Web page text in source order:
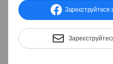
Зареєструйтеся